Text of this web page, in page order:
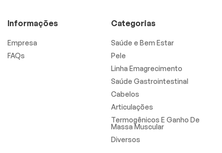
Informações
Empresa
FAQs
Categorias
Saúde e Bem Estar
Pele
Linha Emagrecimento
Saúde Gastrointestinal
Cabelos
Articulações
Termogênicos E Ganho De
Massa Muscular
Diversos